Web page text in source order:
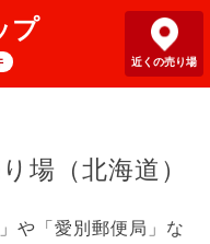
プ
近くの売り場
場（北海道）
や「愛別郵便局」な